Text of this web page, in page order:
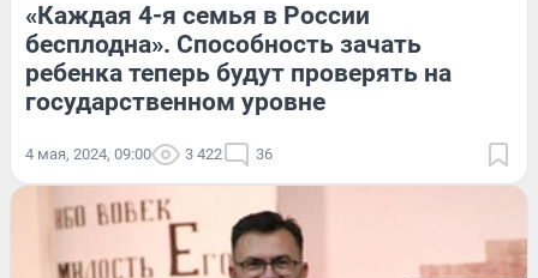
«Каждая 4-я семья в России
бесплодна». Способность зачать
ребенка теперь будут проверять на
государственном уровне
4 мая, 2024, 09:00 3 422 36